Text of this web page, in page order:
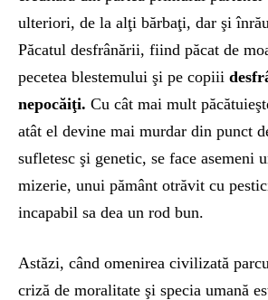
ulteriori, de la alţi bărbaţi, dar şi
Păcatul desfrânării, fiind păcat de
pecetea blestemului şi pe copiii
nepocăiţi. Cu cât mai mult
atât el devine mai murdar din punct
sufletesc şi genetic, se face asemeni
mizerie, unui pământ otrăvit cu
incapabil sa dea un rod bun.
Astăzi, când omenirea civilizată
criză de moralitate şi specia umană